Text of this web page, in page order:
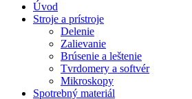
Úvod
Stroje a prístroje
Delenie
Zalievanie
Brúsenie a leštenie
Tvrdomery a softvér
Mikroskopy
Spotrebný materiál